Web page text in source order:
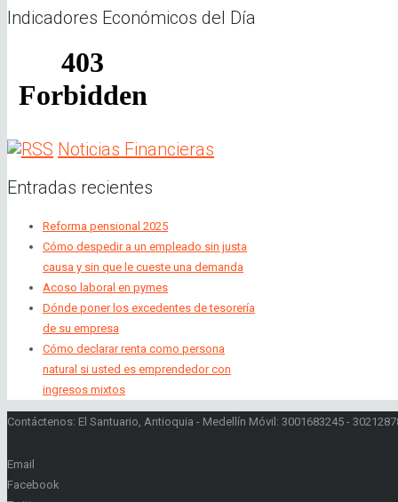
Indicadores Económicos del Día
Noticias Financieras
Entradas recientes
Reforma pensional 2025
Cómo despedir a un empleado sin justa
causa y sin que le cueste una demanda
Acoso laboral en pymes
Dónde poner los excedentes de tesorería
de su empresa
Cómo declarar renta como persona
natural si usted es emprendedor con
ingresos mixtos
Contáctenos: El Santuario, Antioquia - Medellín Móvil: 3001683245 -
Email
Facebook